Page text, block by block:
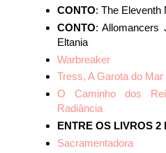
CONTO: The Eleventh
CONTO: Allomancers
Eltania
Warbreaker
Tress, A Garota do
O Caminho dos
Radiância
ENTRE OS LIVROS 2
Sacramentadora